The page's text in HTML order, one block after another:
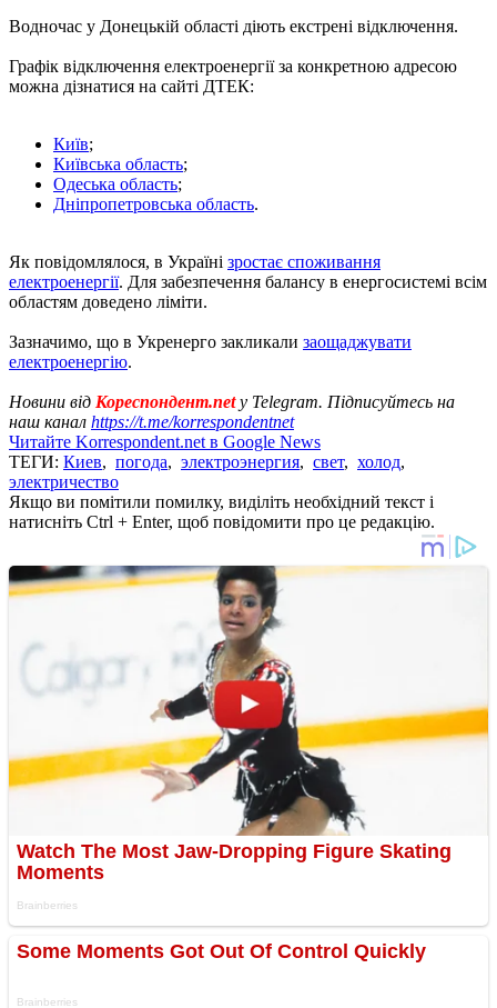
Водночас у Донецькій області діють екстрені відключення.
Графік відключення електроенергії за конкретною адресою
можна дізнатися на сайті ДТЕК:
Київ;
Київська область;
Одеська область;
Дніпропетровська область.
Як повідомлялося, в Україні зростає споживання
електроенергії. Для забезпечення балансу в енергосистемі всім
областям доведено ліміти.
Зазначимо, що в Укренерго закликали заощаджувати
електроенергію.
Новини від Кореспондент.netу Telegram. Підписуйтесь на
наш канал https://t.me/korrespondentnet
Читайте Korrespondent.net в Google News
ТЕГИ: Киев, погода, электроэнергия, свет, холод,
электричество
Якщо ви помітили помилку, виділіть необхідний текст і
натисніть Ctrl + Enter, щоб повідомити про це редакцію.